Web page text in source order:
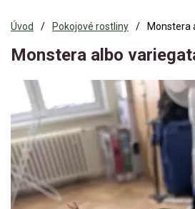
Úvod Pokojové rostliny Monstera
Monstera albo